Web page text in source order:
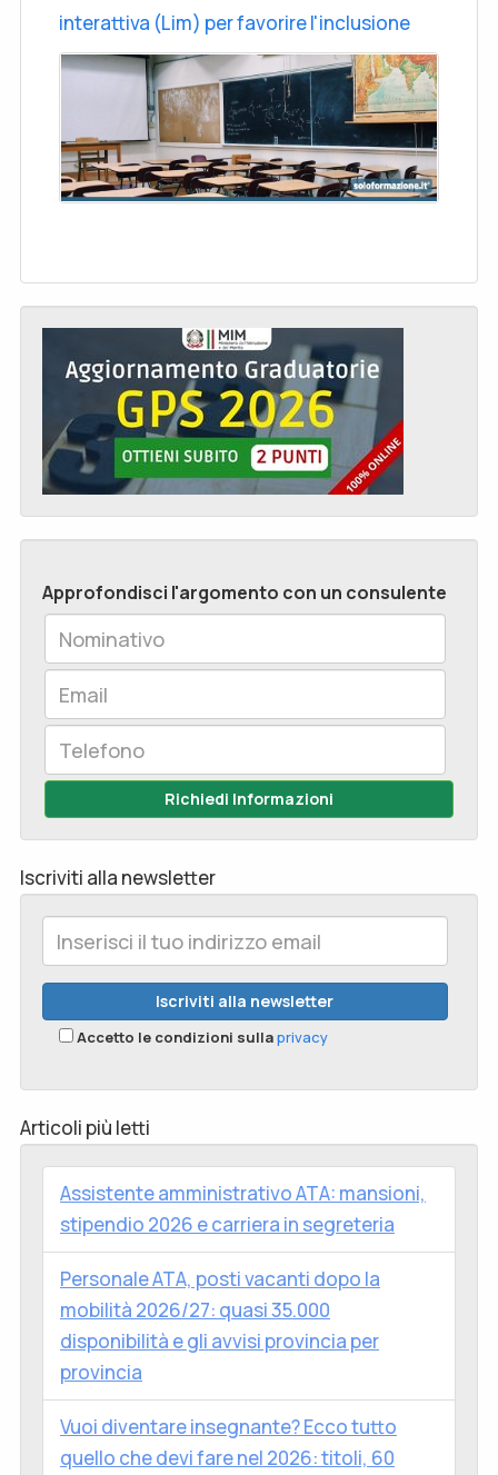
interattiva (Lim) per favorire l'inclusione
Approfondisci l'argomento con un consulente
Richiedi Informazioni
Iscriviti alla newsletter
Accetto le condizioni sullaprivacy
Articoli più letti
Assistente amministrativo ATA: mansioni,
stipendio 2026 e carriera in segreteria
Personale ATA, posti vacanti dopo la
mobilità 2026/27: quasi 35.000
disponibilità e gli avvisi provincia per
provincia
Vuoi diventare insegnante? Ecco tutto
quello che devi fare nel 2026: titoli, 60